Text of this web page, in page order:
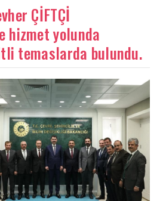
ÇİFTÇİ
hizmet yolunda
temaslarda bulundu.